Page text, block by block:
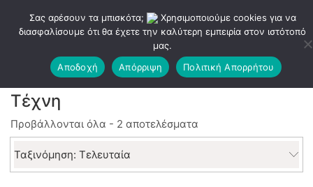
Τέχνη
Προβάλλονται όλα - 2 αποτελέσματα
by
Ταξινόμηση: Τελευταία
Σας αρέσουν τα μπισκότα;
Χρησιμοποιούμε cookies για να
διασφαλίσουμε ότι θα έχετε την καλύτερη εμπειρία στον ιστότοπό
μας.
Αποδοχή
Απόρριψη Πολιτική Απορρήτου